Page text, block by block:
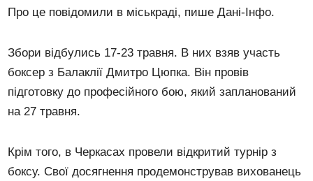
Про це повідомили в міськраді, пише Дані-Інфо.
Збори відбулись 17-23 травня. В них взяв участь
боксер з Балаклії Дмитро Цюпка. Він провів
підготовку до професійного бою, який запланований
на 27 травня.
Крім того, в Черкасах провели відкритий турнір з
боксу. Свої досягнення продемонстрував вихованець